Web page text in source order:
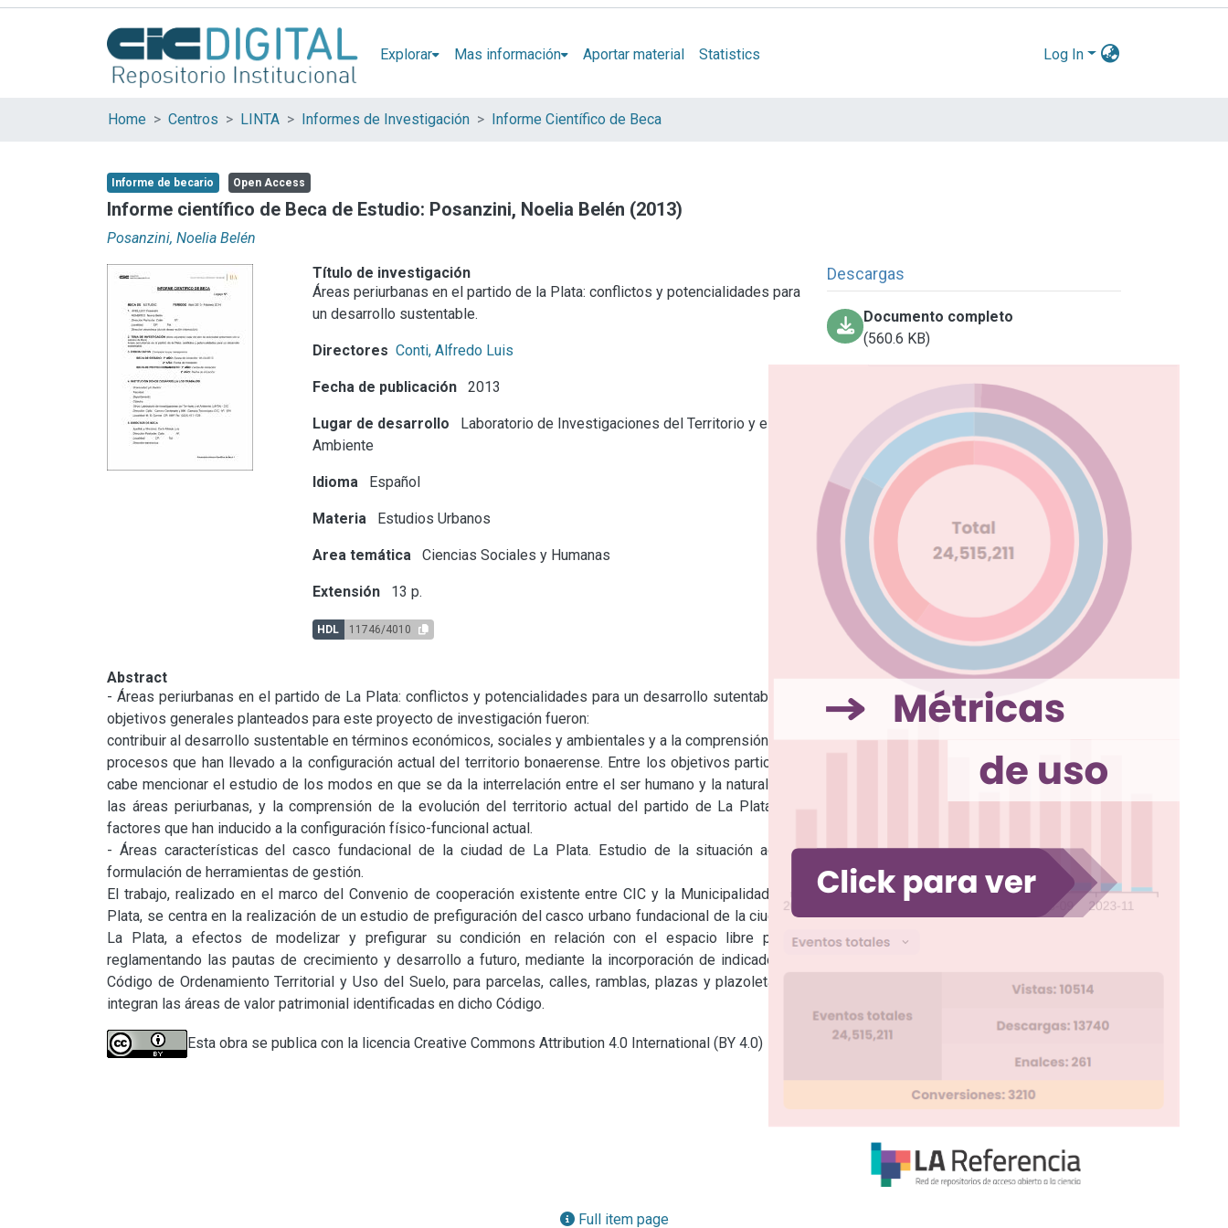
Explorar Mas información Aportar material Statistics Log In
Home Centros LINTA Informes de Investigación Informe Científico de Beca
Informe de becario Open Access
Informe científico de Beca de Estudio: Posanzini, Noelia Belén (2013)
Posanzini, Noelia Belén
Título de investigación
Áreas periurbanas en el partido de la Plata: conflictos y potencialidades para
un desarrollo sustentable.
Directores Conti, Alfredo Luis
Fecha de publicación 2013
Lugar de desarrollo
Laboratorio de Investigaciones del Territorio y el
Ambiente
Idioma Español
Materia Estudios Urbanos
Area temática Ciencias Sociales y Humanas
Extensión 13 p.
HDL 11746/4010
Descargas
Documento completo
(560.6 KB)
Abstract
- Áreas periurbanas en el partido de La Plata: conflictos y potencialidades para un desarrollo sutentable. Los
objetivos generales planteados para este proyecto de investigación fueron:
contribuir al desarrollo sustentable en términos económicos, sociales y ambientales y a la comprensión de los
procesos que han llevado a la configuración actual del territorio bonaerense. Entre los objetivos particulares,
cabe mencionar el estudio de los modos en que se da la interrelación entre el ser humano y la naturaleza en
las áreas periurbanas, y la comprensión de la evolución del territorio actual del partido de La Plata y los
factores que han inducido a la configuración físico-funcional actual.
- Áreas características del casco fundacional de la ciudad de La Plata. Estudio de la situación actual y
formulación de herramientas de gestión.
El trabajo, realizado en el marco del Convenio de cooperación existente entre CIC y la Municipalidad de La
Plata, se centra en la realización de un estudio de prefiguración del casco urbano fundacional de la ciudad de
La Plata, a efectos de modelizar y prefigurar su condición en relación con el espacio libre público,
reglamentando las pautas de crecimiento y desarrollo a futuro, mediante la incorporación de indicadores al
Código de Ordenamiento Territorial y Uso del Suelo, para parcelas, calles, ramblas, plazas y plazoletas que
integran las áreas de valor patrimonial identificadas en dicho Código.
Esta obra se publica con la licencia Creative Commons Attribution 4.0 International (BY 4.0)
Full item page